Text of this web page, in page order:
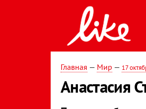
Главная — Мир — 17
Анастасия